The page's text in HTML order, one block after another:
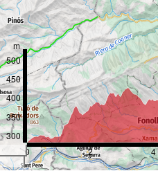
0 2 4
300
350
400
450
500
m